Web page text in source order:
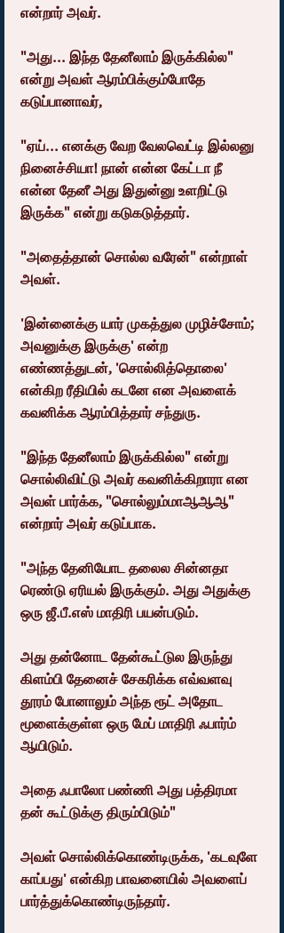
என்றார் அவர்.
"அது... இந்த தேனீலாம் இருக்கில்ல"
என்று அவள் ஆரம்பிக்கும்போதே
கடுப்பானாவர்,
"ஏய்... எனக்கு வேற வேலவெட்டி இல்லனு
நினைச்சியா! நான் என்ன கேட்டா நீ
என்ன தேனீ அது இதுன்னு உளறிட்டு
இருக்க" என்று கடுகடுத்தார்.
"அதைத்தான் சொல்ல வரேன்" என்றாள்
அவள்.
'இன்னைக்கு யார் முகத்துல முழிச்சோம்;
அவனுக்கு இருக்கு' என்ற
எண்ணத்துடன், 'சொல்லித்தொலை'
என்கிற ரீதியில் கடனே என அவளைக்
கவனிக்க ஆரம்பித்தார் சந்துரு.
"இந்த தேனீலாம் இருக்கில்ல" என்று
சொல்லிவிட்டு அவர் கவனிக்கிறாரா என
அவள் பார்க்க, "சொல்லும்மாஆஆஆ"
என்றார் அவர் கடுப்பாக.
"அந்த தேனியோட தலைல சின்னதா
ரெண்டு ஏரியல் இருக்கும். அது அதுக்கு
ஒரு ஜீ.பீ.எஸ் மாதிரி பயன்படும்.
அது தன்னோட தேன்கூட்டுல இருந்து
கிளம்பி தேனைச் சேகரிக்க எவ்வளவு
தூரம் போனாலும் அந்த ரூட் அதோட
மூளைக்குள்ள ஒரு மேப் மாதிரி ஃபார்ம்
ஆயிடும்.
அதை ஃபாலோ பண்ணி அது பத்திரமா
தன் கூட்டுக்கு திரும்பிடும்"
அவள் சொல்லிக்கொண்டிருக்க, 'கடவுளே
காப்பது' என்கிற பாவனையில் அவளைப்
பார்த்துக்கொண்டிருந்தார்.